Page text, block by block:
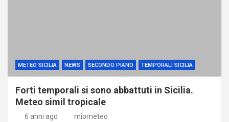
METEO SICILIA NEWS SECONDO PIANO TEMPORALI SICILIA
Forti temporali si sono abbattuti in Sicilia.
Meteo simil tropicale
6 anni ago miometeo